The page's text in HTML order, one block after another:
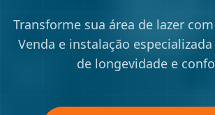
Transforme sua área de lazer
Venda e instalação
de longevidade e